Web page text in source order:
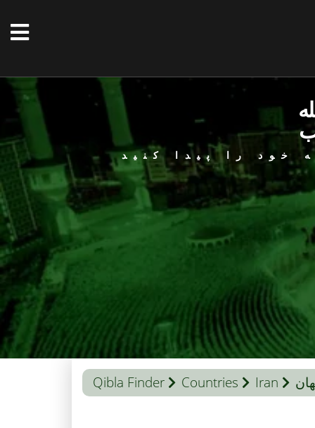
خود را پیدا کنید
Qibla Finder Countries Iran